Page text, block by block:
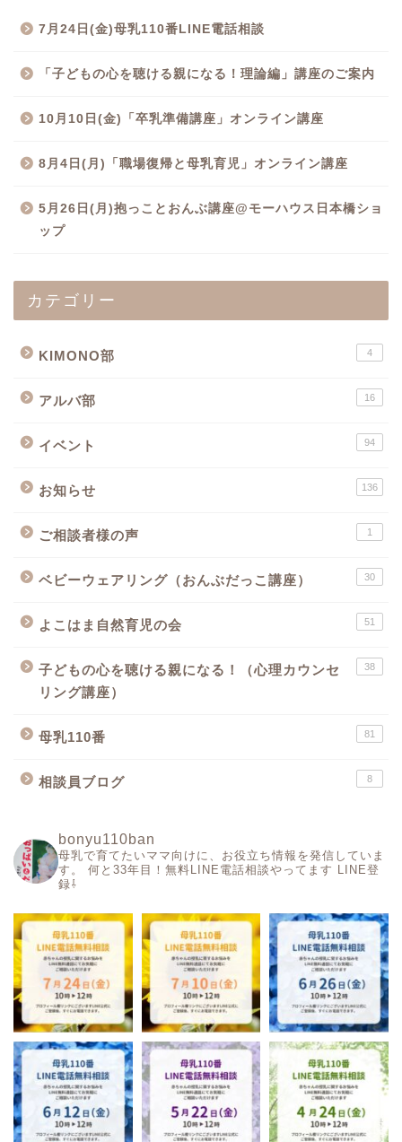
7月24日(金)母乳110番LINE電話相談
「子どもの心を聴ける親になる！理論編」講座のご案内
10月10日(金)「卒乳準備講座」オンライン講座
8月4日(月)「職場復帰と母乳育児」オンライン講座
5月26日(月)抱っことおんぶ講座@モーハウス日本橋ショ
ップ
カテゴリー
KIMONO部 4
アルバ部 16
イベント 94
お知らせ 136
ご相談者様の声 1
ベビーウェアリング（おんぶだっこ講座） 30
よこはま自然育児の会 51
子どもの心を聴ける親になる！（心理カウンセ
リング講座）
38
母乳110番 81
相談員ブログ 8
bonyu110ban
母乳で育てたいママ向けに、お役立ち情報を発信していま
す。
何と33年目！無料LINE電話相談やってます LINE登
録⇩